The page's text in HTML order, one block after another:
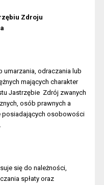
Zdroju
umarzania, odraczania lub
mających charakter
Jastrzębie Zdrój zwanych
osób prawnych a
posiadających osobowości
się do należności,
spłaty oraz